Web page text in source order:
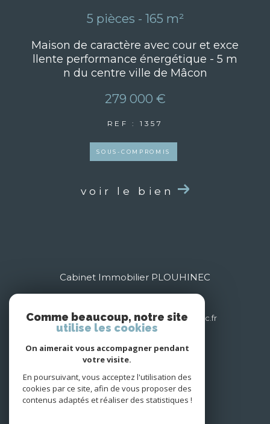
5 pièces - 165 m²
Maison de caractère avec cour et exce
llente performance énergétique - 5 m
n du centre ville de Mâcon
279 000 €
REF : 1357
SOUS-COMPROMIS
voir le bien
Cabinet Immobilier PLOUHINEC
contact@cabinet-immobilier-plouhinec.fr
7 Rue Victor Hugo
71000
mâcon
Nous suivre sur
Comme beaucoup, notre site
utilise les cookies
On aimerait vous accompagner pendant
votre visite.
En poursuivant, vous acceptez l'utilisation des
cookies par ce site, afin de vous proposer des
contenus adaptés et réaliser des statistiques !